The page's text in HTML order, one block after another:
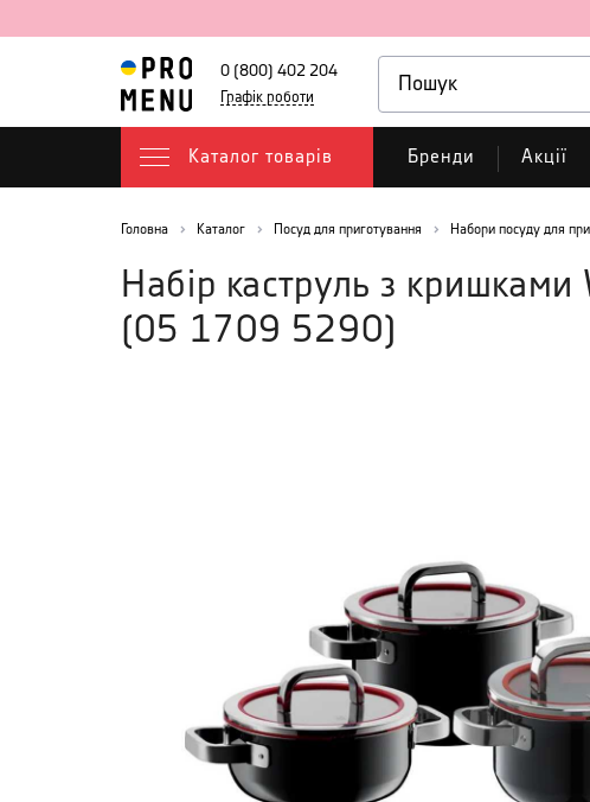
0 (800) 402 204
Графік роботи
Каталог товарів Бренди Акції
Головна Каталог Посуд для приготування Набори посуду для
Набір каструль з
(05 1709 5290)